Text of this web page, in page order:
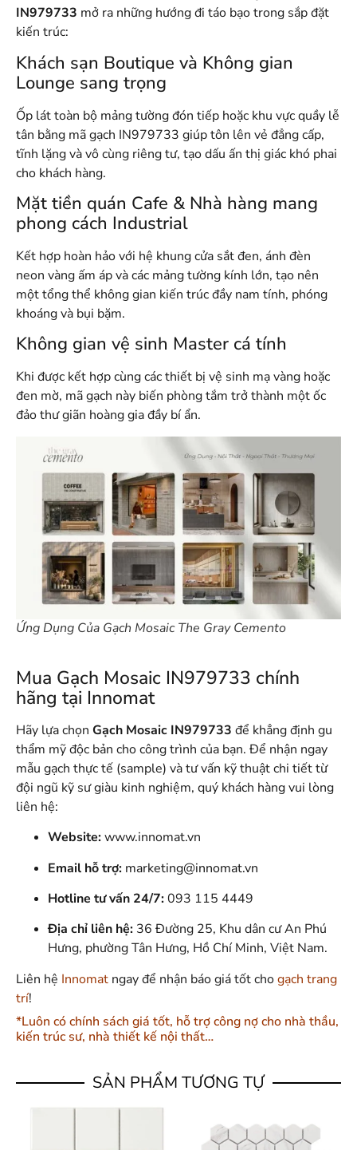
IN979733 mở ra những hướng đi táo bạo trong sắp đặt
kiến trúc:
Khách sạn Boutique và Không gian
Lounge sang trọng
Ốp lát toàn bộ mảng tường đón tiếp hoặc khu vực quầy lễ
tân bằng mã gạch IN979733 giúp tôn lên vẻ đẳng cấp,
tĩnh lặng và vô cùng riêng tư, tạo dấu ấn thị giác khó phai
cho khách hàng.
Mặt tiền quán Cafe & Nhà hàng mang
phong cách Industrial
Kết hợp hoàn hảo với hệ khung cửa sắt đen, ánh đèn
neon vàng ấm áp và các mảng tường kính lớn, tạo nên
một tổng thể không gian kiến trúc đầy nam tính, phóng
khoáng và bụi bặm.
Không gian vệ sinh Master cá tính
Khi được kết hợp cùng các thiết bị vệ sinh mạ vàng hoặc
đen mờ, mã gạch này biến phòng tắm trở thành một ốc
đảo thư giãn hoàng gia đầy bí ẩn.
Ứng Dụng Của Gạch Mosaic The Gray Cemento
Mua Gạch Mosaic IN979733 chính
hãng tại Innomat
Hãy lựa chọn Gạch Mosaic IN979733 để khẳng định gu
thẩm mỹ độc bản cho công trình của bạn. Để nhận ngay
mẫu gạch thực tế (sample) và tư vấn kỹ thuật chi tiết từ
đội ngũ kỹ sư giàu kinh nghiệm, quý khách hàng vui lòng
liên hệ:
Website:www.innomat.vn
Email hỗ trợ: marketing@innomat.vn
Hotline tư vấn 24/7:093 115 4449
Địa chỉ liên hệ: 36 Đường 25, Khu dân cư An Phú
Hưng, phường Tân Hưng, Hồ Chí Minh, Việt Nam.
Liên hệ Innomat ngay để nhận báo giá tốt chogạch trang
trí!
*Luôn có chính sách giá tốt, hỗ trợ công nợ cho nhà thầu,
kiến trúc sư, nhà thiết kế nội thất…
SẢN PHẨM TƯƠNG TỰ